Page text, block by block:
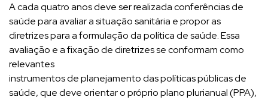
A cada quatro anos deve ser realizada conferências de
saúde para avaliar a situação sanitária e propor as
diretrizes para a formulação da política de saúde. Essa
avaliação e a fixação de diretrizes se conformam como
relevantes
instrumentos de planejamento das políticas públicas de
saúde, que deve orientar o próprio plano plurianual (PPA),